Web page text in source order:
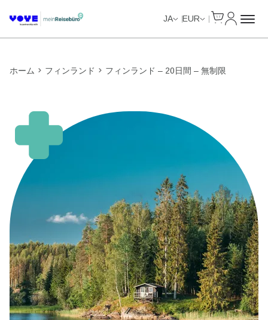
JA EUR
ホーム フィンランド フィンランド – 20日間 – 無制限